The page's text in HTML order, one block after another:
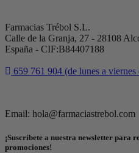
Farmacias Trébol S.L.
Calle de la Granja, 27 - 28108
España - CIF:B84407188
659 761 904 (de lunes a viernes
Email: hola@farmaciastrebol.com
¡Suscríbete a nuestra newsletter para
promociones!